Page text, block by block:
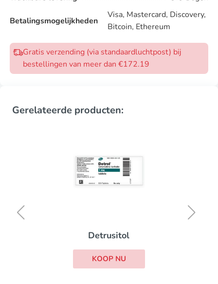
Betalingsmogelijkheden
Visa, Mastercard, Discovery,
Bitcoin, Ethereum
Gratis verzending (via standaardluchtpost) bij
bestellingen van meer dan €172.19
Gerelateerde producten:
Detrusitol
KOOP NU